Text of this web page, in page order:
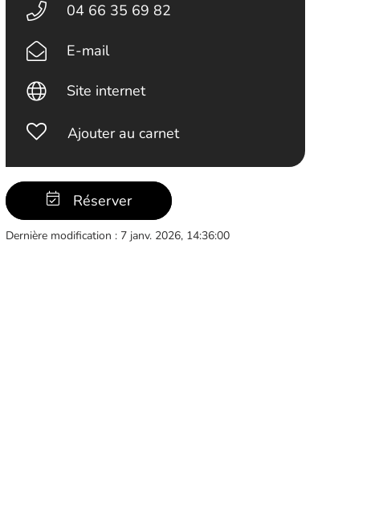
04 66 35 69 82
E-mail
Site internet
Ajouter au carnet
Réserver
Dernière modification : 7 janv. 2026, 14:36:00